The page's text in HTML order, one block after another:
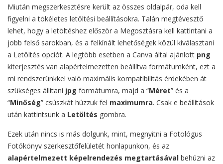
Miután megszerkesztésre került az összes oldalpár, oda kell
figyelni a tökéletes letöltési beállításokra. Talán megtévesztő
lehet, hogy a letöltéshez először a Megosztásra kell kattintani a
jobb felső sarokban, és a felkínált lehetőségek közül kiválasztani
a Letöltés opciót. A legtöbb esetben a Canva által ajánlott png
kiterjesztés van alapértelmezetten beállítva formátumként, ezt a
mi rendszerünkkel való maximális kompatibilitás érdekében át
szükséges állítani jpg formátumra, majd a “Méret” és a
“Minőség” csúszkát húzzuk fel maximumra. Csak e beállítások
után kattintsunk a Letöltés gombra.
Ezek után nincs is más dolgunk, mint, megnyitni a Fotológus
Fotókönyv szerkesztőfelületét honlapunkon, és az
alapértelmezett képelrendezés megtartásával behúzni az